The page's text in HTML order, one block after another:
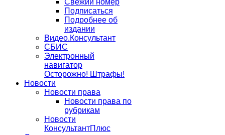
Свежий номер
Подписаться
Подробнее об
издании
Видео.Консультант
СБИС
Электронный
навигатор
Осторожно! Штрафы!
Новости
Новости права
Новости права по
рубрикам
Новости
КонсультантПлюс